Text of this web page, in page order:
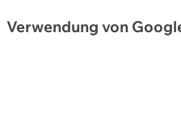
Verwendung von